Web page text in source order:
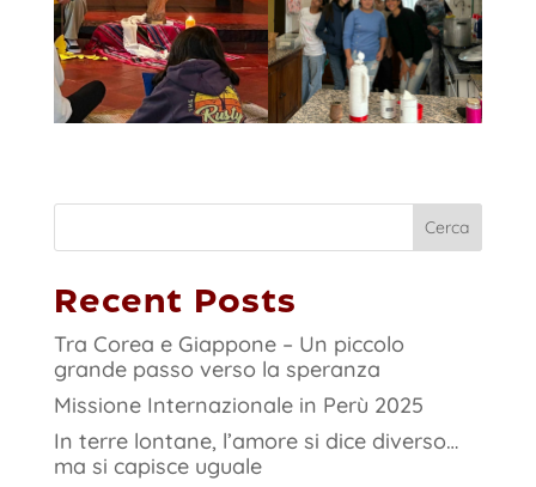
Cerca
Recent Posts
Tra Corea e Giappone – Un piccolo
grande passo verso la speranza
Missione Internazionale in Perù 2025
In terre lontane, l’amore si dice diverso…
ma si capisce uguale